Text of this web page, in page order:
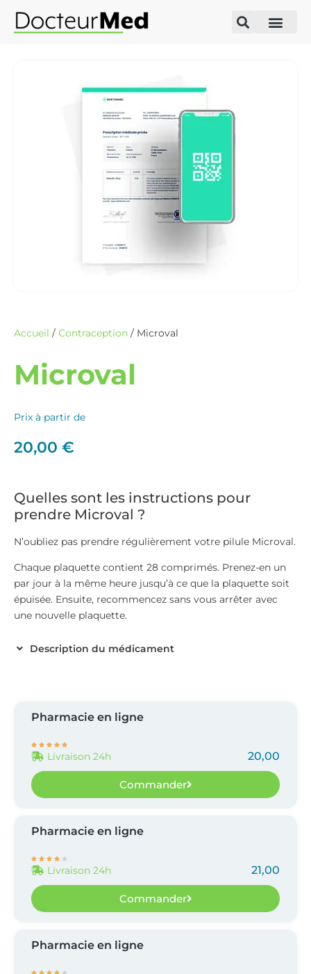
Accueil / Contraception / Microval
Microval
Prix à partir de
20,00 €
Quelles sont les instructions pour
prendre Microval ?
N’oubliez pas prendre régulièrement votre pilule Microval.
Chaque plaquette contient 28 comprimés. Prenez-en un
par jour à la même heure jusqu’à ce que la plaquette soit
épuisée. Ensuite, recommencez sans vous arrêter avec
une nouvelle plaquette.
Description du médicament
Pharmacie en ligne
    
Livraison 24h 20,00
Commander
Pharmacie en ligne
    
Livraison 24h 21,00
Commander
Pharmacie en ligne
    